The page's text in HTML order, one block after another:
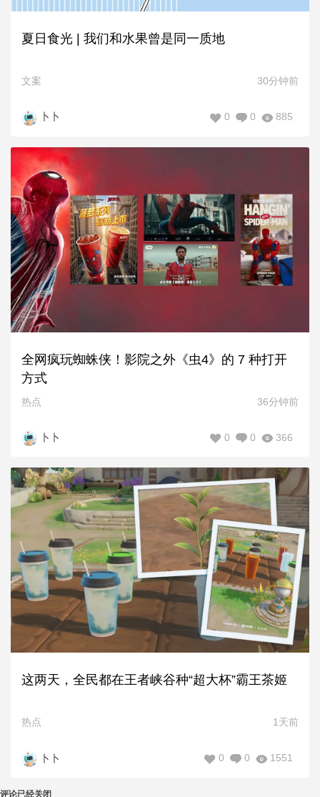
夏日食光 | 我们和水果曾是同一质地
文案 30分钟前
卜卜 885
0
0
全网疯玩蜘蛛侠！影院之外《虫4》的 7 种打开
方式
热点 36分钟前
卜卜 366
0
0
这两天，全民都在王者峡谷种“超大杯”霸王茶姬
热点 1天前
卜卜 1551
0
0
评论已经关闭